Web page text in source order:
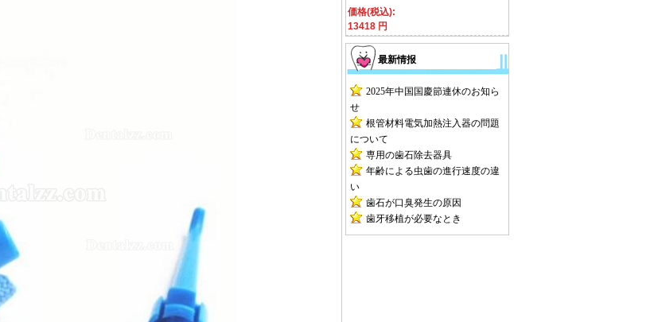
価格(税込):
13418 円
最新情报
2025年中国国慶節連休のお知ら
せ
根管材料電気加熱注入器の問題
について
専用の歯石除去器具
年齢による虫歯の進行速度の違
い
歯石が口臭発生の原因
歯牙移植が必要なとき